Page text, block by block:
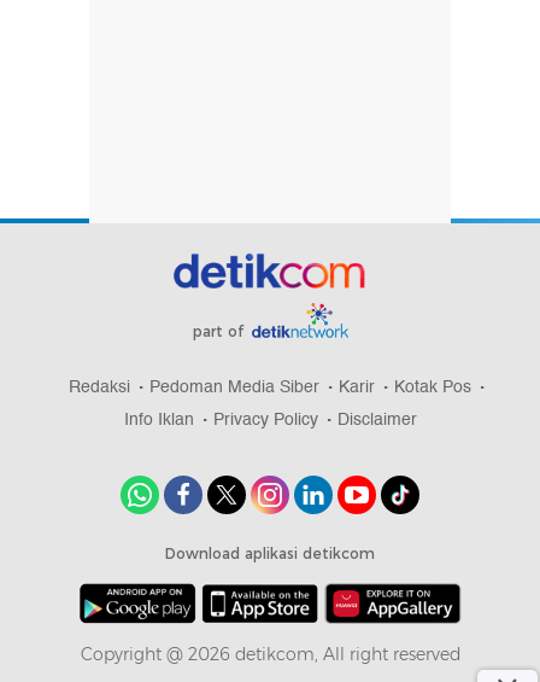
part of
Redaksi Pedoman Media Siber Karir
Kotak Pos
Info Iklan
Privacy Policy Disclaimer
Download aplikasi detikcom
Copyright @ 2026 detikcom, All right reserved